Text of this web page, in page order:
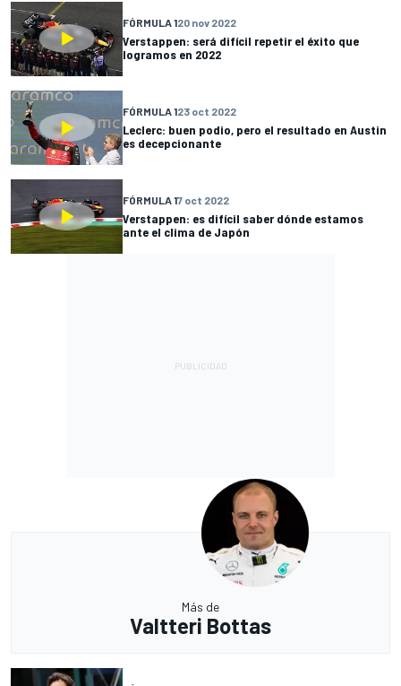
FÓRMULA 120 nov 2022
Verstappen: será difícil repetir el éxito que
logramos en 2022
FÓRMULA 123 oct 2022
Leclerc: buen podio, pero el resultado en Austin
es decepcionante
FÓRMULA 17 oct 2022
Verstappen: es difícil saber dónde estamos
ante el clima de Japón
Más de
Valtteri Bottas